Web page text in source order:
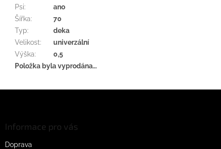
Psi:
ano
Šířka:
70
Typ:
deka
Velikost:
univerzální
Výška:
0,5
Položka byla vyprodána…
Informace pro vás
Doprava